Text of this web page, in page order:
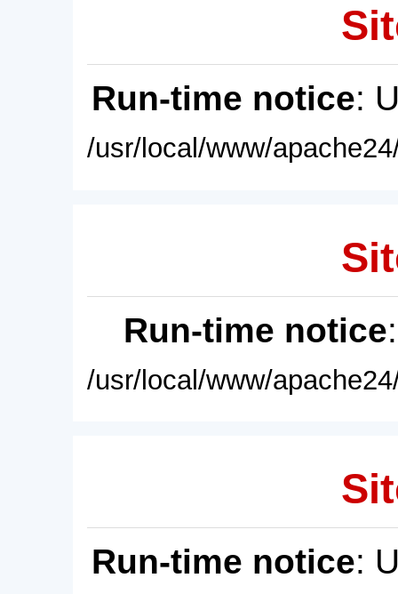
Run-time notice:
/usr/local/www/
Run-time notice
/usr/local/www/
Run-time notice: